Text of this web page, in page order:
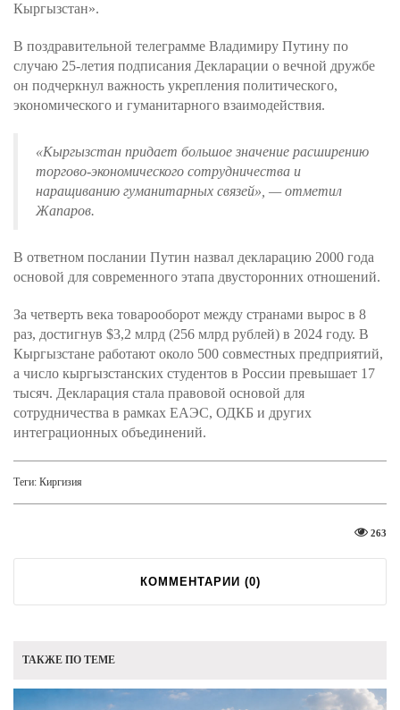
Кыргызстан».
В поздравительной телеграмме Владимиру Путину по
случаю 25-летия подписания Декларации о вечной дружбе
он подчеркнул важность укрепления политического,
экономического и гуманитарного взаимодействия.
«Кыргызстан придает большое значение расширению
торгово-экономического сотрудничества и
наращиванию гуманитарных связей» , — отметил
Жапаров.
В ответном послании Путин назвал декларацию 2000 года
основой для современного этапа двусторонних отношений.
За четверть века товарооборот между странами вырос в 8
раз, достигнув $3,2 млрд (256 млрд рублей) в 2024 году. В
Кыргызстане работают около 500 совместных предприятий,
а число кыргызстанских студентов в России превышает 17
тысяч. Декларация стала правовой основой для
сотрудничества в рамках ЕАЭС, ОДКБ и других
интеграционных объединений.
Теги: Киргизия
263
КОММЕНТАРИИ (0)
ТАКЖЕ ПО ТЕМЕ